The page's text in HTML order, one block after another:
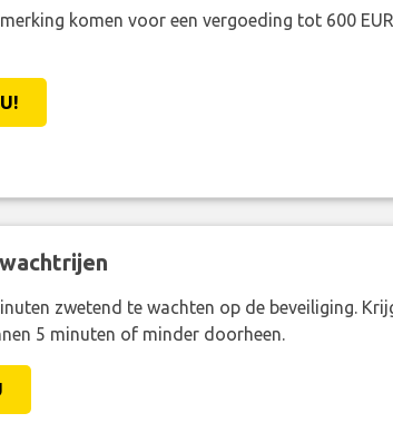
komen voor een vergoeding tot 600
zwetend te wachten op de beveiliging.
5 minuten of minder doorheen.